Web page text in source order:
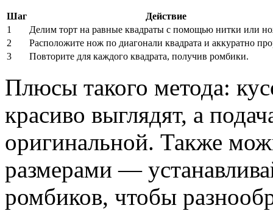
Шаг
Действие
1
Делим торт на равные квадраты с помощью нитки или
2
Расположите нож по диагонали квадрата и аккуратно
3
Повторите для каждого квадрата, получив ромбики.
Плюсы такого метода:
красиво выглядят, а
оригинальной. Также
размерами —
ромбиков, чтобы